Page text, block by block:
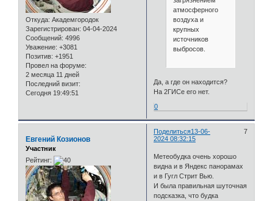
Откуда: Академгородок
Зарегистрирован: 04-04-2024
Сообщений: 4996
Уважение: +3081
Позитив: +1951
Провел на форуме:
2 месяца 11 дней
Последний визит:
Сегодня 19:49:51
атмосферного
воздуха и
крупных
источников
выбросов.
Да, а где он находится?
На 2ГИСе его нет.
0
Поделиться 7
13-06-
2024 08:32:15
Евгений Козионов
Участник
Рейтинг:
Метеобудка очень хорошо
видна и в Яндекс панорамах
и в Гугл Стрит Вью.
И была правильная шуточная
подсказка, что будка